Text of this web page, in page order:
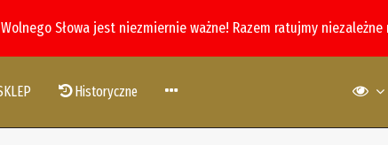
Słowa jest niezmiernie ważne! Razem ratujmy
Historyczne